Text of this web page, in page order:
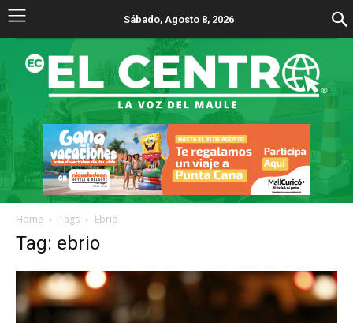
Sábado, Agosto 8, 2026
Home Tags Ebrio
Tag: ebrio